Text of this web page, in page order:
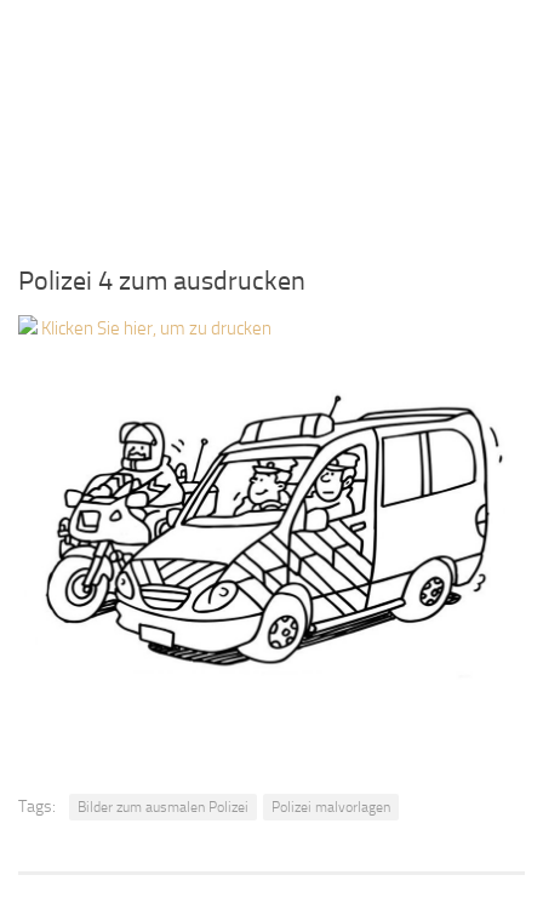
Polizei 4 zum ausdrucken
Klicken Sie hier, um zu drucken
Tags: Bilder zum ausmalen Polizei Polizei malvorlagen